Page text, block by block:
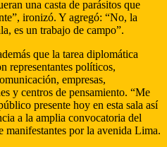
una casta de parásitos que
ironizó. Y agregó: “No, la
es un trabajo de campo”.
que la tarea diplomática
representantes políticos,
empresas,
y centros de pensamiento. “Me
presente hoy en esta sala así
a la amplia convocatoria del
manifestantes por la avenida Lima.